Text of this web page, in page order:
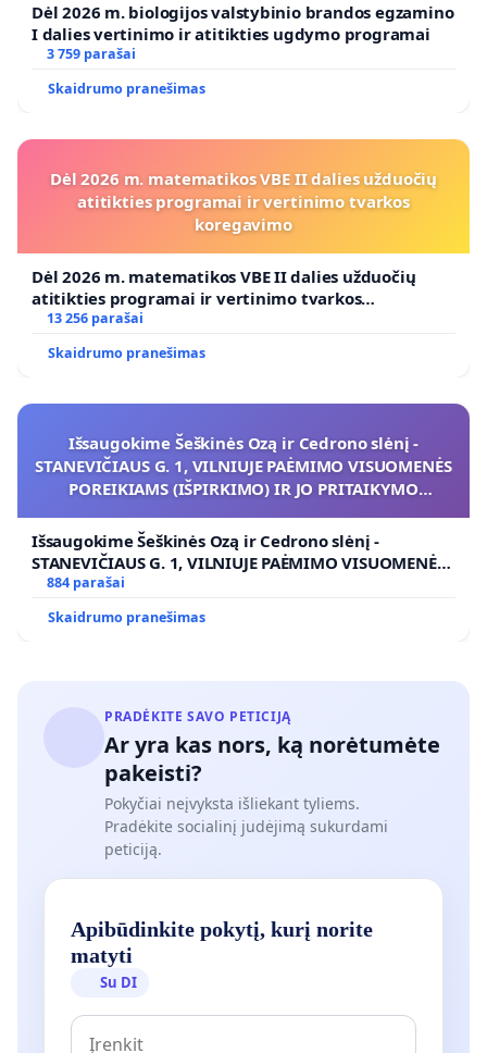
Dėl 2026 m. biologijos valstybinio brandos egzamino
I dalies vertinimo ir atitikties ugdymo programai
3 759 parašai
Skaidrumo pranešimas
Dėl 2026 m. matematikos VBE II dalies užduočių
atitikties programai ir vertinimo tvarkos
koregavimo
Dėl 2026 m. matematikos VBE II dalies užduočių
atitikties programai ir vertinimo tvarkos
koregavimo
13 256 parašai
Skaidrumo pranešimas
Išsaugokime Šeškinės Ozą ir Cedrono slėnį -
STANEVIČIAUS G. 1, VILNIUJE PAĖMIMO VISUOMENĖS
POREIKIAMS (IŠPIRKIMO) IR JO PRITAIKYMO
Išsaugokime Šeškinės Ozą ir Cedrono slėnį -
STANEVIČIAUS G. 1, VILNIUJE PAĖMIMO VISUOMENĖS
POREIKIAMS (IŠPIRKIMO) IR JO PRITAIKYMO VIEŠAJAI
ŽELDYNŲ FUNKCIJAI
884 parašai
Skaidrumo pranešimas
PRADĖKITE SAVO PETICIJĄ
Ar yra kas nors, ką norėtumėte
pakeisti?
Pokyčiai neįvyksta išliekant tyliems.
Pradėkite socialinį judėjimą sukurdami
peticiją.
Apibūdinkite pokytį, kurį norite
matyti
Su DI